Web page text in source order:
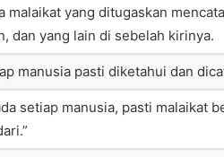
malaikat yang ditugaskan
dan yang lain di sebelah kirinya.
manusia pasti diketahui dan
setiap manusia, pasti malaikat